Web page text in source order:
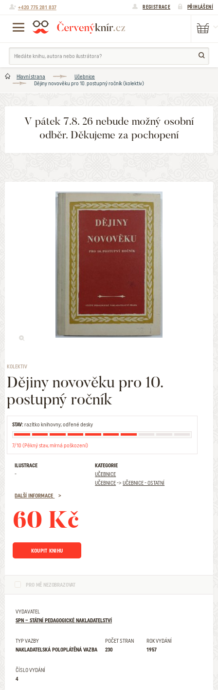
+420 775 281 837 REGISTRACE PŘIHLÁŠENÍ
Hlavní strana
Učebnice
Dějiny novověku pro 10. postupný ročník (kolektiv)
V pátek 7.8. 26 nebude možný osobní
odběr. Děkujeme za pochopení
KOLEKTIV
Dějiny novověku pro 10.
postupný ročník
STAV:razítko knihovny; odřené desky
7/10 (Pěkný stav, mírná poškození)
ILUSTRACE
-
KATEGORIE
UČEBNICE
UČEBNICE->UČEBNICE - OSTATNÍ
DALŠÍ INFORMACE
60 Kč
KOUPIT KNIHU
PRO MĚ NEZOBRAZOVAT
VYDAVATEL
SPN – STÁTNÍ PEDAGOGICKÉ NAKLADATELSTVÍ
TYP VAZBY
NAKLADATELSKÁ POLOPLÁTĚNÁ VAZBA
POČET STRAN
230
ROK VYDÁNÍ
1957
ČÍSLO VYDÁNÍ
4